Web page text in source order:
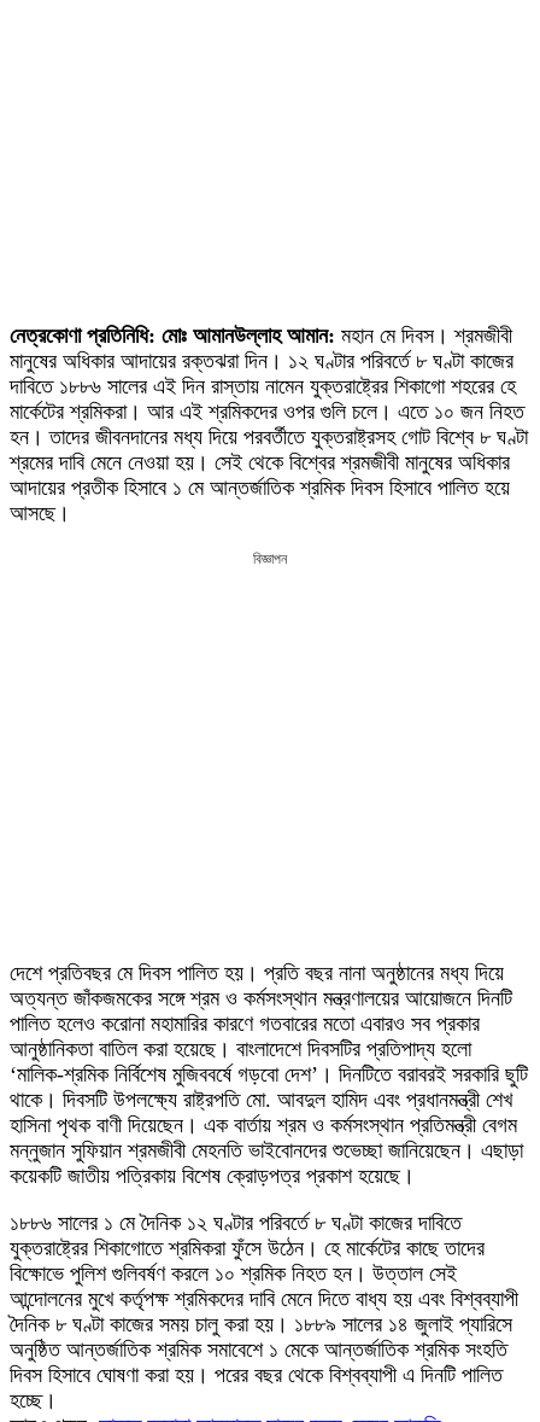
নেত্রকোণা প্রতিনিধি: মোঃ আমানউল্লাহ আমান: মহান মে দিবস। শ্রমজীবী
মানুষের অধিকার আদায়ের রক্তঝরা দিন। ১২ ঘণ্টার পরিবর্তে ৮ ঘণ্টা কাজের
দাবিতে ১৮৮৬ সালের এই দিন রাস্তায় নামেন যুক্তরাষ্ট্রের শিকাগো শহরের হে
মার্কেটের শ্রমিকরা। আর এই শ্রমিকদের ওপর গুলি চলে। এতে ১০ জন নিহত
হন। তাদের জীবনদানের মধ্য দিয়ে পরবর্তীতে যুক্তরাষ্ট্রসহ গোট বিশ্বে ৮ ঘণ্টা
শ্রমের দাবি মেনে নেওয়া হয়। সেই থেকে বিশ্বের শ্রমজীবী মানুষের অধিকার
আদায়ের প্রতীক হিসাবে ১ মে আন্তর্জাতিক শ্রমিক দিবস হিসাবে পালিত হয়ে
আসছে।
বিজ্ঞাপন
দেশে প্রতিবছর মে দিবস পালিত হয়। প্রতি বছর নানা অনুষ্ঠানের মধ্য দিয়ে
অত্যন্ত জাঁকজমকের সঙ্গে শ্রম ও কর্মসংস্থান মন্ত্রণালয়ের আয়োজনে দিনটি
পালিত হলেও করোনা মহামারির কারণে গতবারের মতো এবারও সব প্রকার
আনুষ্ঠানিকতা বাতিল করা হয়েছে। বাংলাদেশে দিবসটির প্রতিপাদ্য হলো
‘মালিক-শ্রমিক নির্বিশেষ মুজিববর্ষে গড়বো দেশ’। দিনটিতে বরাবরই সরকারি ছুটি
থাকে। দিবসটি উপলক্ষ্যে রাষ্ট্রপতি মো. আবদুল হামিদ এবং প্রধানমন্ত্রী শেখ
হাসিনা পৃথক বাণী দিয়েছেন। এক বার্তায় শ্রম ও কর্মসংস্থান প্রতিমন্ত্রী বেগম
মন্নুজান সুফিয়ান শ্রমজীবী মেহনতি ভাইবোনদের শুভেচ্ছা জানিয়েছেন। এছাড়া
কয়েকটি জাতীয় পত্রিকায় বিশেষ ক্রোড়পত্র প্রকাশ হয়েছে।
১৮৮৬ সালের ১ মে দৈনিক ১২ ঘণ্টার পরিবর্তে ৮ ঘণ্টা কাজের দাবিতে
যুক্তরাষ্ট্রের শিকাগোতে শ্রমিকরা ফুঁসে উঠেন। হে মার্কেটের কাছে তাদের
বিক্ষোভে পুলিশ গুলিবর্ষণ করলে ১০ শ্রমিক নিহত হন। উত্তাল সেই
আন্দোলনের মুখে কর্তৃপক্ষ শ্রমিকদের দাবি মেনে দিতে বাধ্য হয় এবং বিশ্বব্যাপী
দৈনিক ৮ ঘণ্টা কাজের সময় চালু করা হয়। ১৮৮৯ সালের ১৪ জুলাই প্যারিসে
অনুষ্ঠিত আন্তর্জাতিক শ্রমিক সমাবেশে ১ মেকে আন্তর্জাতিক শ্রমিক সংহতি
দিবস হিসাবে ঘোষণা করা হয়। পরের বছর থেকে বিশ্বব্যাপী এ দিনটি পালিত
হচ্ছে।